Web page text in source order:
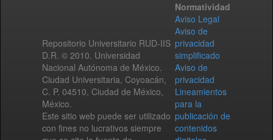
Repositorio Universitario RUD-IIS
D.R. © 2010. Universidad
Nacional Autónoma de México.
Ciudad Universitaria, Coyoacán,
C. P. 04510, Ciudad de México,
México.
Este sitio web puede ser utilizado
con fines no lucrativos siempre
Normatividad
Aviso Legal
Aviso de
privacidad
simplificado
Aviso de
privacidad
Lineamientos
para la
publicación de
contenidos